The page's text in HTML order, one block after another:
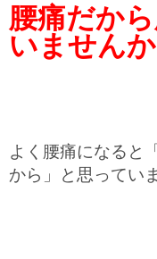
腰痛だか
いません
よく腰痛になると
から」と思ってい